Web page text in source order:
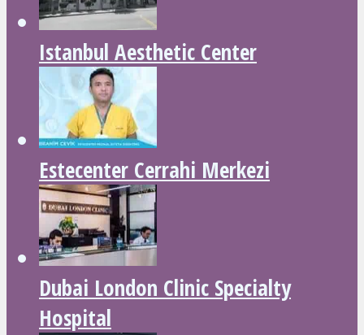
Istanbul Aesthetic Center
Estecenter Cerrahi Merkezi
Dubai London Clinic Specialty
Hospital